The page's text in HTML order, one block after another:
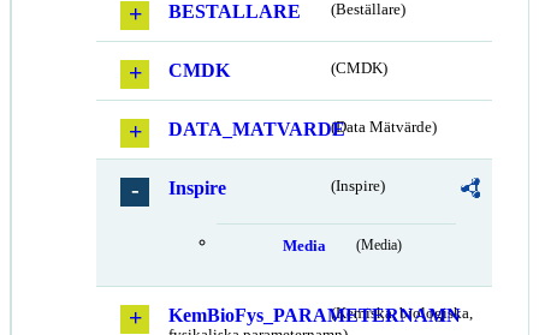
BESTALLARE (Beställare)
CMDK (CMDK)
DATA_MATVARDE(Data Mätvärde)
Inspire (Inspire)
Media (Media)
KemBioFys_PARAMETERNAMN
(Kemiska, biologiska,